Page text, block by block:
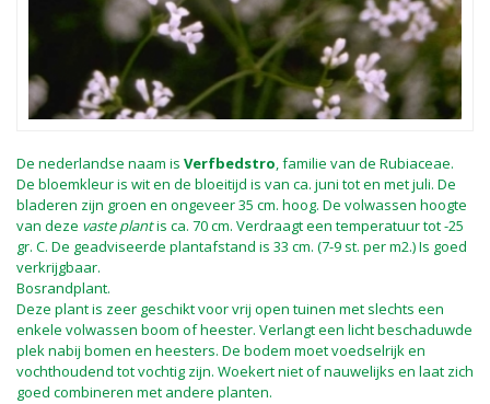
De nederlandse naam is Verfbedstro, familie van de Rubiaceae.
De bloemkleur is wit en de bloeitijd is van ca. juni tot en met juli. De
bladeren zijn groen en ongeveer 35 cm. hoog. De volwassen hoogte
van deze vaste plantis ca. 70 cm. Verdraagt een temperatuur tot -25
gr. C. De geadviseerde plantafstand is 33 cm. (7-9 st. per m2.) Is goed
verkrijgbaar.
Bosrandplant.
Deze plant is zeer geschikt voor vrij open tuinen met slechts een
enkele volwassen boom of heester. Verlangt een licht beschaduwde
plek nabij bomen en heesters. De bodem moet voedselrijk en
vochthoudend tot vochtig zijn. Woekert niet of nauwelijks en laat zich
goed combineren met andere planten.